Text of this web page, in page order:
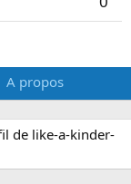
A propos
de like-a-kinder-